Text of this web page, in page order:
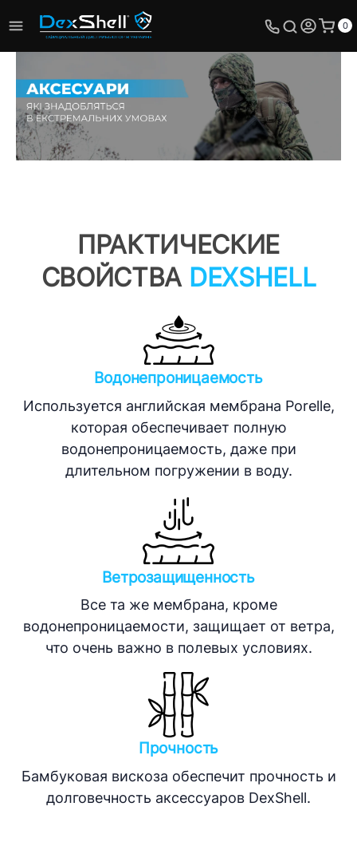
0
ПРАКТИЧЕСКИЕ
СВОЙСТВА DEXSHELL
Водонепроницаемость
Используется английская мембрана Porelle,
которая обеспечивает полную
водонепроницаемость, даже при
длительном погружении в воду.
Ветрозащищенность
Все та же мембрана, кроме
водонепроницаемости, защищает от ветра,
что очень важно в полевых условиях.
Прочность
Бамбуковая вискоза обеспечит прочность и
долговечность аксессуаров DexShell.